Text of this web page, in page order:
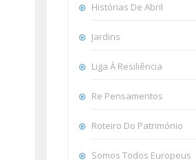
Histórias De Abril
Jardins
Liga À Resiliência
Re Pensamentos
Roteiro Do Património
Somos Todos Europeus